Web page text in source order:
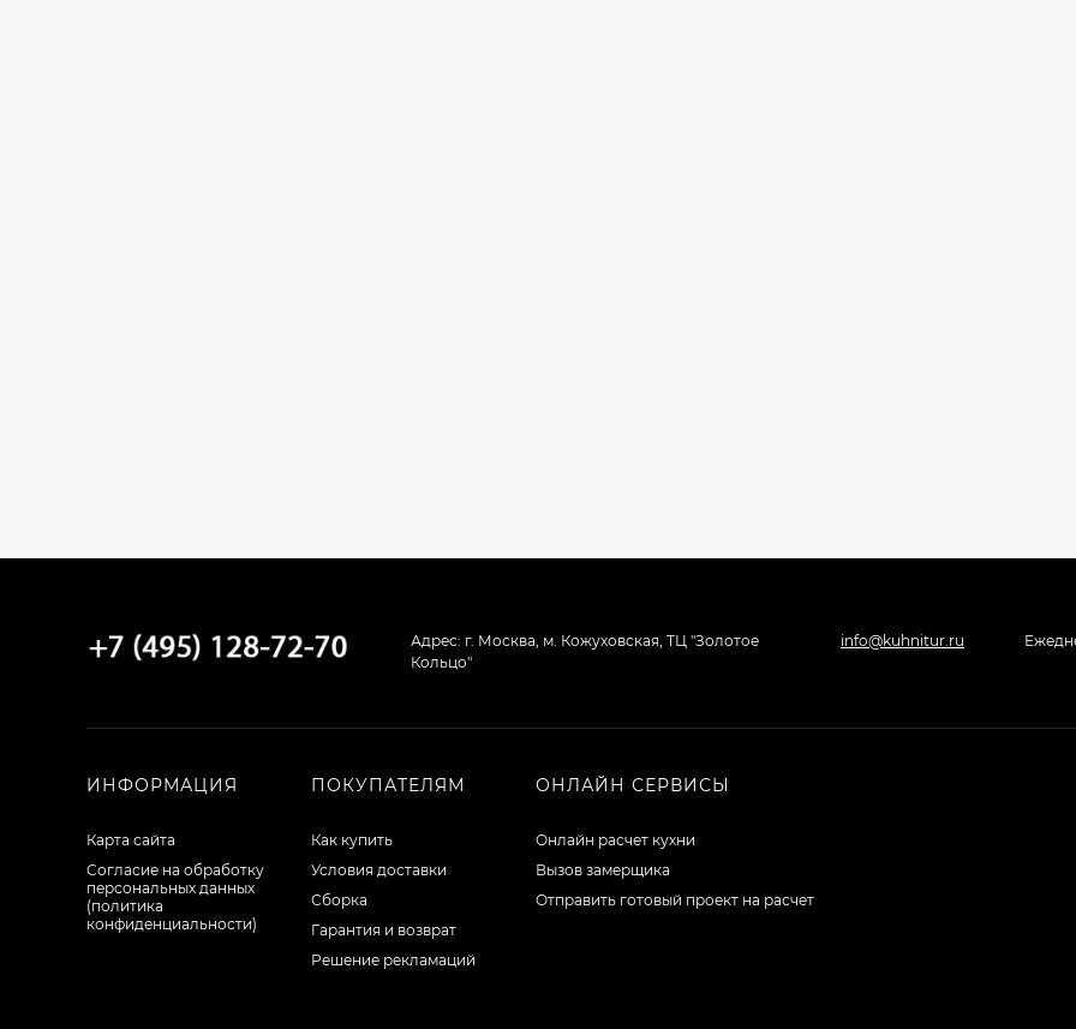
Адрес: г. Москва, м. Кожуховская, ТЦ "Золотое
Кольцо"
info@kuhnitur.ru
ИНФОРМАЦИЯ
Карта сайта
Согласие на обработку
персональных данных
(политика
конфиденциальности)
ПОКУПАТЕЛЯМ
Как купить
Условия доставки
Сборка
Гарантия и возврат
Решение рекламаций
ОНЛАЙН СЕРВИСЫ
Онлайн расчет кухни
Вызов замерщика
Отправить готовый проект на расчет